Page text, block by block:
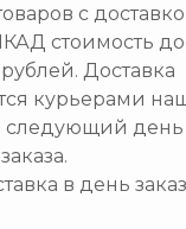
с
стоимость
Доставка
курьерами
следующий день
в день